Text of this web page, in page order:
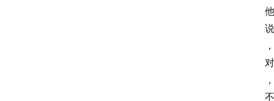
他
说
，
对
，
不